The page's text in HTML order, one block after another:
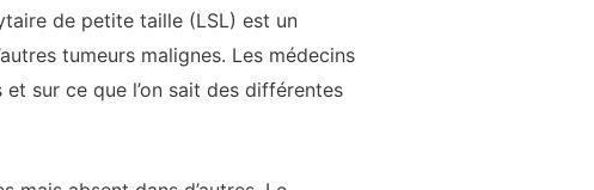
de petite taille (LSL) est un
tumeurs malignes. Les médecins
sur ce que l’on sait des différentes